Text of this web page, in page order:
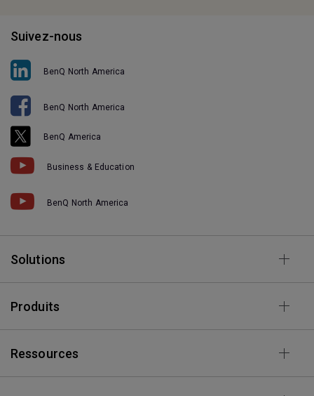
Suivez-nous
BenQ North America
BenQ North America
BenQ America
Business & Education
BenQ North America
Solutions
Produits
Ressources